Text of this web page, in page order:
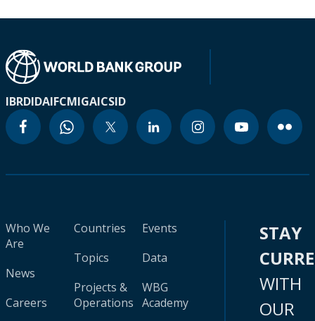
IBRDIDAIFCMIGAICSID
Who We
Are
News
Careers
Countries
Topics
Projects &
Operations
Events
Data
WBG
Academy
STAY
WITH
OUR